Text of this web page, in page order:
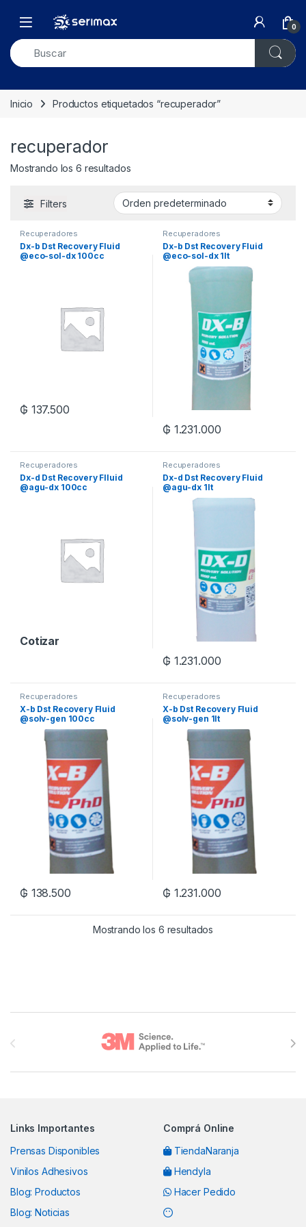
Open 0
Inicio Productos etiquetados “recuperador”
recuperador
Mostrando los 6 resultados
Filters
Recuperadores
Dx-b Dst Recovery Fluid
@eco-sol-dx 100cc
₲ 137.500
Recuperadores
Dx-b Dst Recovery Fluid
@eco-sol-dx 1lt
₲ 1.231.000
Recuperadores
Dx-d Dst Recovery Flluid
@agu-dx 100cc
Cotizar
Recuperadores
Dx-d Dst Recovery Fluid
@agu-dx 1lt
₲ 1.231.000
Recuperadores
X-b Dst Recovery Fluid
@solv-gen 100cc
₲ 138.500
Recuperadores
X-b Dst Recovery Fluid
@solv-gen 1lt
₲ 1.231.000
Mostrando los 6 resultados
Links Importantes
Prensas Disponibles
Vinilos Adhesivos
Blog: Productos
Blog: Noticias
Comprá Online
TiendaNaranja
Hendyla
Hacer Pedido